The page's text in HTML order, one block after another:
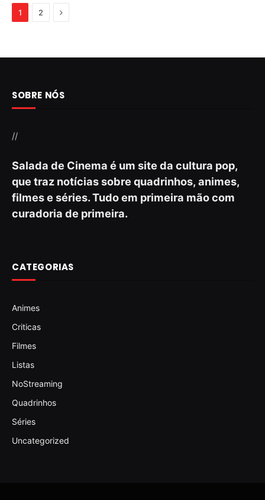
1 2 Next
SOBRE NÓS
//
Salada de Cinema é um site da cultura pop,
que traz notícias sobre quadrinhos, animes,
filmes e séries. Tudo em primeira mão com
curadoria de primeira.
CATEGORIAS
Animes
Criticas
Filmes
Listas
NoStreaming
Quadrinhos
Séries
Uncategorized